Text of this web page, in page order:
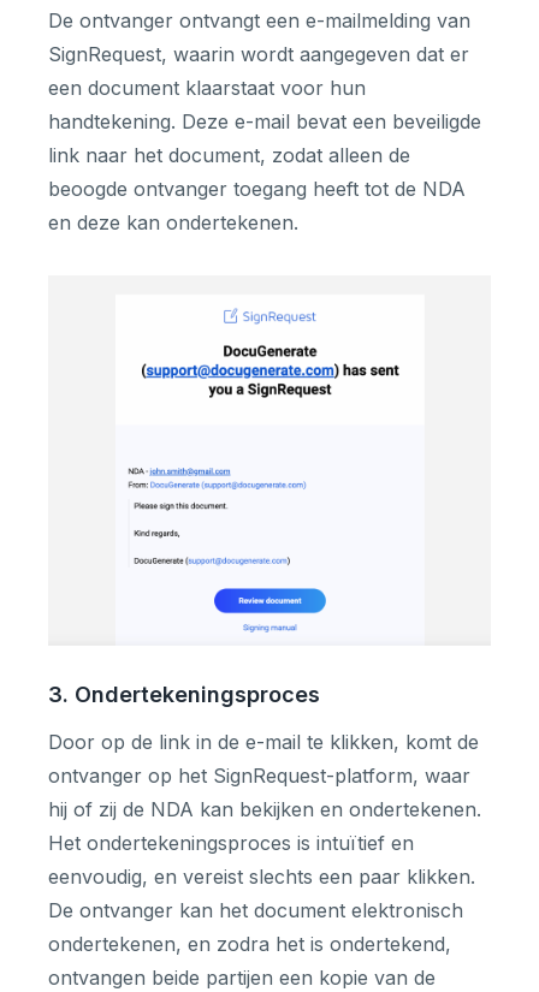
De ontvanger ontvangt een e-mailmelding van
SignRequest, waarin wordt aangegeven dat er
een document klaarstaat voor hun
handtekening. Deze e-mail bevat een beveiligde
link naar het document, zodat alleen de
beoogde ontvanger toegang heeft tot de NDA
en deze kan ondertekenen.
3. Ondertekeningsproces
Door op de link in de e-mail te klikken, komt de
ontvanger op het SignRequest-platform, waar
hij of zij de NDA kan bekijken en ondertekenen.
Het ondertekeningsproces is intuïtief en
eenvoudig, en vereist slechts een paar klikken.
De ontvanger kan het document elektronisch
ondertekenen, en zodra het is ondertekend,
ontvangen beide partijen een kopie van de